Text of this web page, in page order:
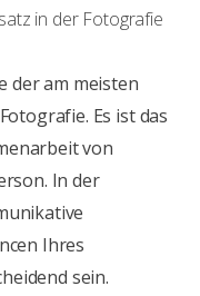
in der Fotografie
der am meisten
Es ist das
von
In der
Ihres
sein.